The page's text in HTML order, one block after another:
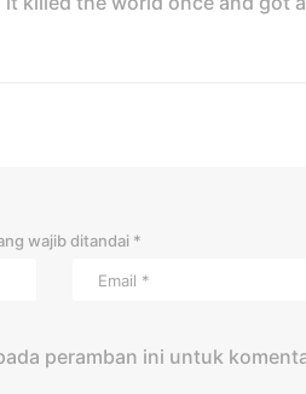
wajib ditandai *
peramban ini untuk